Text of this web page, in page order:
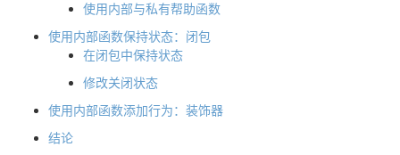
者
发
Programs
的
使用内部与私有帮助函数
使用内部函数保持状态：闭包
在闭包中保持状态
修改关闭状态
使用内部函数添加行为：装饰器
结论